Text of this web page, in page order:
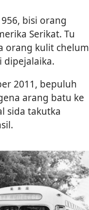
bisi orang
Serikat. Tu
orang kulit chelum
dipejalaika.
2011, bepuluh
arang batu ke
sida takutka